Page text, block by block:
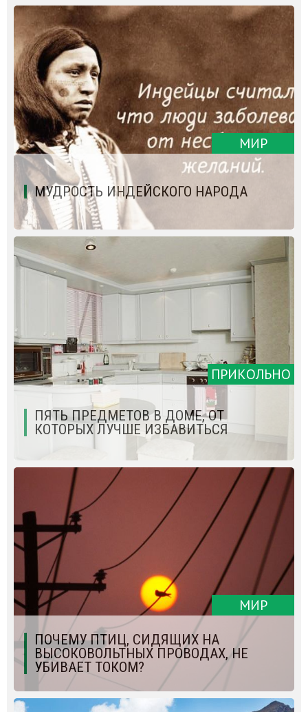
МИР
МУДРОСТЬ ИНДЕЙСКОГО НАРОДА
ПРИКОЛЬНО
ПЯТЬ ПРЕДМЕТОВ В ДОМЕ, ОТ
КОТОРЫХ ЛУЧШЕ ИЗБАВИТЬСЯ
МИР
ПОЧЕМУ ПТИЦ, СИДЯЩИХ НА
ВЫСОКОВОЛЬТНЫХ ПРОВОДАХ, НЕ
УБИВАЕТ ТОКОМ?